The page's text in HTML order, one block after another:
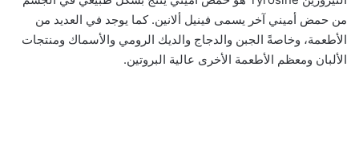
من حمض أميني آخر يسمى فينيل ألانين. كما يوجد في العديد من
الأطعمة، وخاصةً الجبن والدجاج والديك الرومي والأسماك ومنتجات
الألبان ومعظم الأطعمة الأخرى عالية البروتين.